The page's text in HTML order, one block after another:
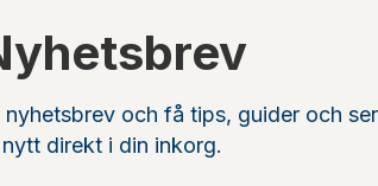
nyhetsbrev och få tips, guider och
nytt direkt i din inkorg.